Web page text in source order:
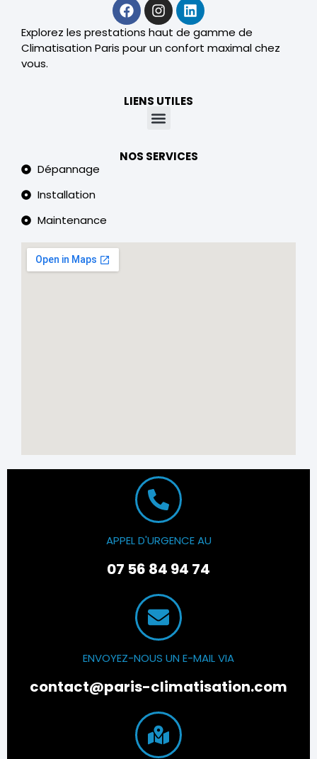
Explorez les prestations haut de gamme de
Climatisation Paris pour un confort maximal chez
vous.
LIENS UTILES
NOS SERVICES
Dépannage
Installation
Maintenance
APPEL D'URGENCE AU
07 56 84 94 74
ENVOYEZ-NOUS UN E-MAIL VIA
contact@paris-climatisation.com